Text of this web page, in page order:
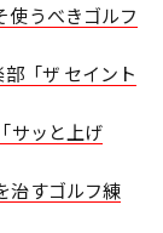
使うべきゴルフ
「ザ セイント
サッと上げ
治すゴルフ練